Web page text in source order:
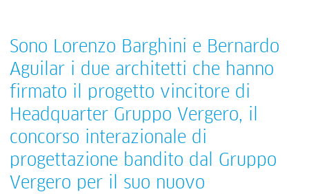
Sono Lorenzo Barghini e Bernardo
Aguilar i due architetti che hanno
firmato il progetto vincitore di
Headquarter Gruppo Vergero, il
concorso interazionale di
progettazione bandito dal Gruppo
Vergero per il suo nuovo